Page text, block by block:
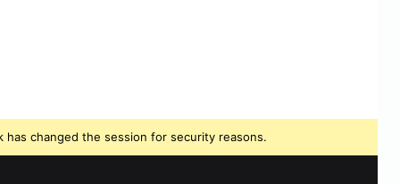
has changed the session for security reasons.